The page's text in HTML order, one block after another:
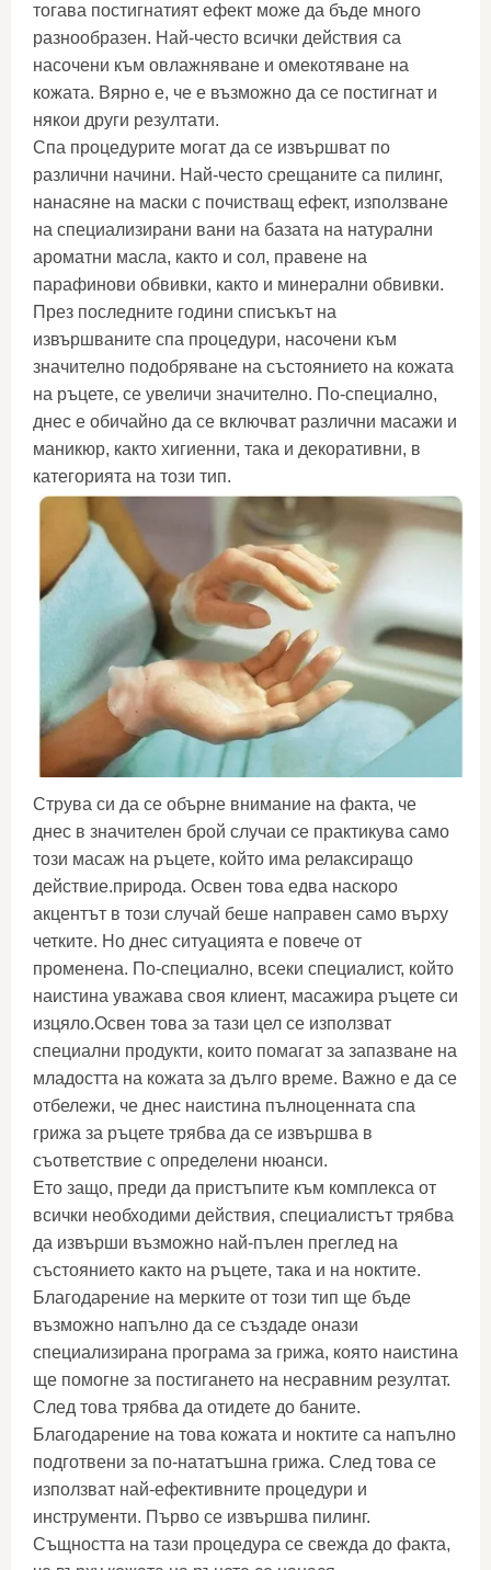
тогава постигнатият ефект може да бъде много
разнообразен. Най-често всички действия са
насочени към овлажняване и омекотяване на
кожата. Вярно е, че е възможно да се постигнат и
някои други резултати.
Спа процедурите могат да се извършват по
различни начини. Най-често срещаните са пилинг,
нанасяне на маски с почистващ ефект, използване
на специализирани вани на базата на натурални
ароматни масла, както и сол, правене на
парафинови обвивки, както и минерални обвивки.
През последните години списъкът на
извършваните спа процедури, насочени към
значително подобряване на състоянието на кожата
на ръцете, се увеличи значително. По-специално,
днес е обичайно да се включват различни масажи и
маникюр, както хигиенни, така и декоративни, в
категорията на този тип.
Струва си да се обърне внимание на факта, че
днес в значителен брой случаи се практикува само
този масаж на ръцете, който има релаксиращо
действие.природа. Освен това едва наскоро
акцентът в този случай беше направен само върху
четките. Но днес ситуацията е повече от
променена. По-специално, всеки специалист, който
наистина уважава своя клиент, масажира ръцете си
изцяло.Освен това за тази цел се използват
специални продукти, които помагат за запазване на
младостта на кожата за дълго време. Важно е да се
отбележи, че днес наистина пълноценната спа
грижа за ръцете трябва да се извършва в
съответствие с определени нюанси.
Ето защо, преди да пристъпите към комплекса от
всички необходими действия, специалистът трябва
да извърши възможно най-пълен преглед на
състоянието както на ръцете, така и на ноктите.
Благодарение на мерките от този тип ще бъде
възможно напълно да се създаде онази
специализирана програма за грижа, която наистина
ще помогне за постигането на несравним резултат.
След това трябва да отидете до баните.
Благодарение на това кожата и ноктите са напълно
подготвени за по-нататъшна грижа. След това се
използват най-ефективните процедури и
инструменти. Първо се извършва пилинг.
Същността на тази процедура се свежда до факта,